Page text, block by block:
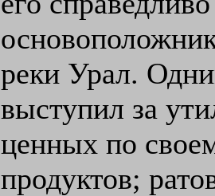
реки Урал.
выступил за
ценных по
продуктов;